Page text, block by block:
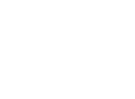
还有推荐就业服务，整体还是比较专业的。
然后等娃儿大点了出去找工作，加油加油。